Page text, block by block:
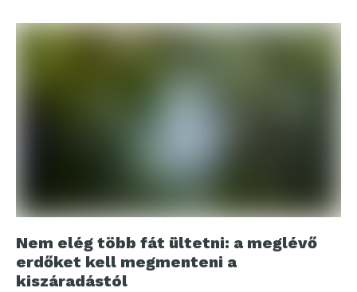
Nem elég több fát ültetni: a meglévő
erdőket kell megmenteni a
kiszáradástól